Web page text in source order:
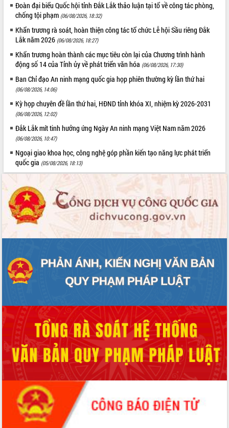
Đoàn đại biểu Quốc hội tỉnh Đắk Lắk thảo luận tại tổ về công tác phòng,
chống tội phạm (06/08/2026, 18:32)
Khẩn trương rà soát, hoàn thiện công tác tổ chức Lễ hội Sầu riêng Đắk
Lắk năm 2026 (06/08/2026, 18:27)
Khẩn trương hoàn thành các mục tiêu còn lại của Chương trình hành
động số 14 của Tỉnh ủy về phát triển văn hóa (06/08/2026, 17:30)
Ban Chỉ đạo An ninh mạng quốc gia họp phiên thường kỳ lần thứ hai
(06/08/2026, 14:06)
Kỳ họp chuyên đề lần thứ hai, HĐND tỉnh khóa XI, nhiệm kỳ 2026-2031
(06/08/2026, 12:02)
Đắk Lắk mít tinh hưởng ứng Ngày An ninh mạng Việt Nam năm 2026
(06/08/2026, 10:47)
Ngoại giao khoa học, công nghệ góp phần kiến tạo năng lực phát triển
quốc gia (05/08/2026, 18:13)